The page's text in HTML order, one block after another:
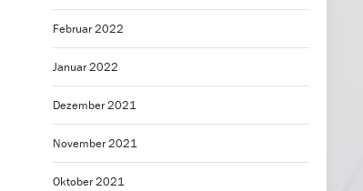
Februar 2022
Januar 2022
Dezember 2021
November 2021
Oktober 2021